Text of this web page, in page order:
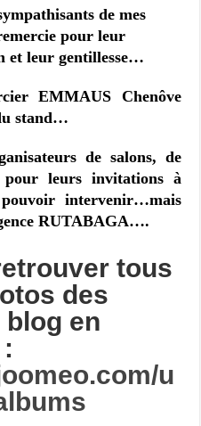
de mes
pour leur
et leur gentillesse…
EMMAUS Chenôve
stand…
de salons, de
pour leurs invitations à
intervenir…mais
RUTABAGA….
tous
des
en
u